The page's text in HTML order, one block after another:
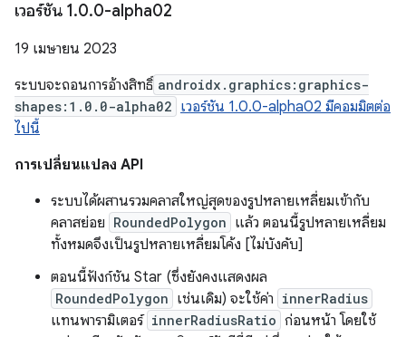
เวอร์ชัน 1.0.0-alpha02
19 เมษายน 2023
ระบบจะถอนการอ้างสิทธิ์ androidx.graphics:graphics-
shapes:1.0.0-alpha02 เวอร์ชัน 1.0.0-alpha02 มีคอมมิตต่อ
ไปนี้
การเปลี่ยนแปลง API
ระบบได้ผสานรวมคลาสใหญ่สุดของรูปหลายเหลี่ยมเข้ากับ
คลาสย่อย RoundedPolygon แล้ว ตอนนี้รูปหลายเหลี่ยม
ทั้งหมดจึงเป็นรูปหลายเหลี่ยมโค้ง [ไม่บังคับ]
ตอนนี้ฟังก์ชัน Star (ซึ่งยังคงแสดงผล
RoundedPolygon เช่นเดิม) จะใช้ค่า innerRadius
แทนพารามิเตอร์ innerRadiusRatio ก่อนหน้า โดยใช้